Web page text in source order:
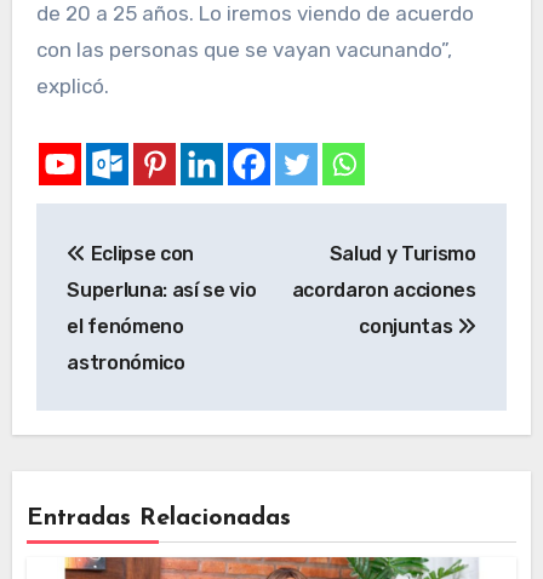
de 20 a 25 años. Lo iremos viendo de acuerdo
con las personas que se vayan vacunando”,
explicó.
Eclipse con
Superluna: así se vio
el fenómeno
astronómico
Salud y Turismo
acordaron acciones
conjuntas
Entradas Relacionadas